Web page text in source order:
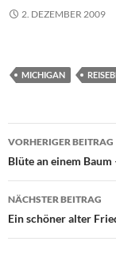
2. DEZEMBER 2009
MICHIGAN
VORHERIGER BEITRAG
Blüte an einem Baum
NÄCHSTER BEITRAG
Ein schöner alter